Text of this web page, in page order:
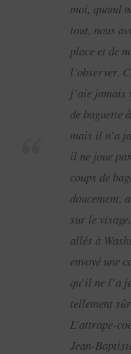
moi, quand
tout, nous
place et de
l’observer.
j’aie jamais
de baguette
mais il n’a
il ne joue
coups de
doucement,
sur le
allés à
envoyé une
qu’il ne l’a
tellement
L’attrape-
Jean-